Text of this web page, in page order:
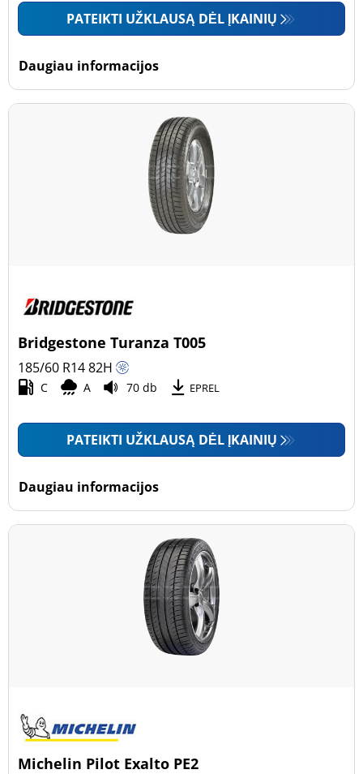
PATEIKTI UŽKLAUSĄ DĖL ĮKAINIŲ
Daugiau informacijos
Bridgestone Turanza T005
185/60 R1482H
C A 70 db EPREL
PATEIKTI UŽKLAUSĄ DĖL ĮKAINIŲ
Daugiau informacijos
Michelin Pilot Exalto PE2